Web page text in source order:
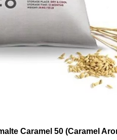
Caramel 50 (Caramel